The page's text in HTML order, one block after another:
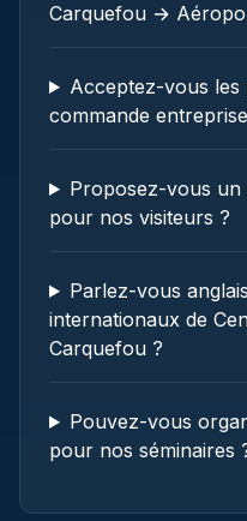
Carquefou →
Acceptez-vous les
commande
Proposez-vous un
pour nos visiteurs ?
Parlez-vous
internationaux de
Carquefou ?
Pouvez-vous
pour nos séminaires